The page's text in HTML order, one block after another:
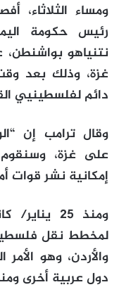
ومساء
رئيس حكومة
نتنياهو
غزة، وذلك بعد
دائم لفلسطينيي
وقال ترامب إن
على غزة،
إمكانية نشر قوات
ومنذ 25
لمخطط نقل
والأردن، وهو
دول عربية أخرى